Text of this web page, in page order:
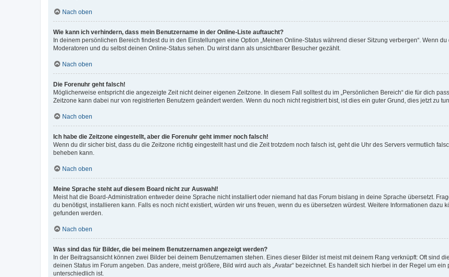
Nach oben
Wie kann ich verhindern, dass mein Benutzername in der Online-Liste auftaucht?
In deinem persönlichen Bereich findest du in den Einstellungen eine Option „Meinen Online-Status während dieser Sitzung verbergen“. Wenn
Moderatoren und du selbst deinen Online-Status sehen. Du wirst dann als unsichtbarer Besucher gezählt.
Nach oben
Die Forenuhr geht falsch!
Möglicherweise entspricht die angezeigte Zeit nicht deiner eigenen Zeitzone. In diesem Fall solltest du im „Persönlichen Bereich“ die für dich
Zeitzone kann dabei nur von registrierten Benutzern geändert werden. Wenn du noch nicht registriert bist, ist dies ein guter Grund, dies jetzt zu tun.
Nach oben
Ich habe die Zeitzone eingestellt, aber die Forenuhr geht immer noch falsch!
Wenn du dir sicher bist, dass du die Zeitzone richtig eingestellt hast und die Zeit trotzdem noch falsch ist, geht die Uhr des Servers vermutlich
beheben kann.
Nach oben
Meine Sprache steht auf diesem Board nicht zur Auswahl!
Meist hat die Board-Administration entweder deine Sprache nicht installiert oder niemand hat das Forum bislang in deine Sprache übersetzt.
du benötigst, installieren kann. Falls es noch nicht existiert, würden wir uns freuen, wenn du es übersetzen würdest. Weitere Informationen dazu
gefunden werden.
Nach oben
Was sind das für Bilder, die bei meinem Benutzernamen angezeigt werden?
In der Beitragsansicht können zwei Bilder bei deinem Benutzernamen stehen. Eines dieser Bilder ist meist mit deinem Rang verknüpft: Oft sind
deinen Status im Forum angeben. Das andere, meist größere, Bild wird auch als „Avatar“ bezeichnet. Es handelt sich hierbei in der Regel um
unterschiedlich ist.